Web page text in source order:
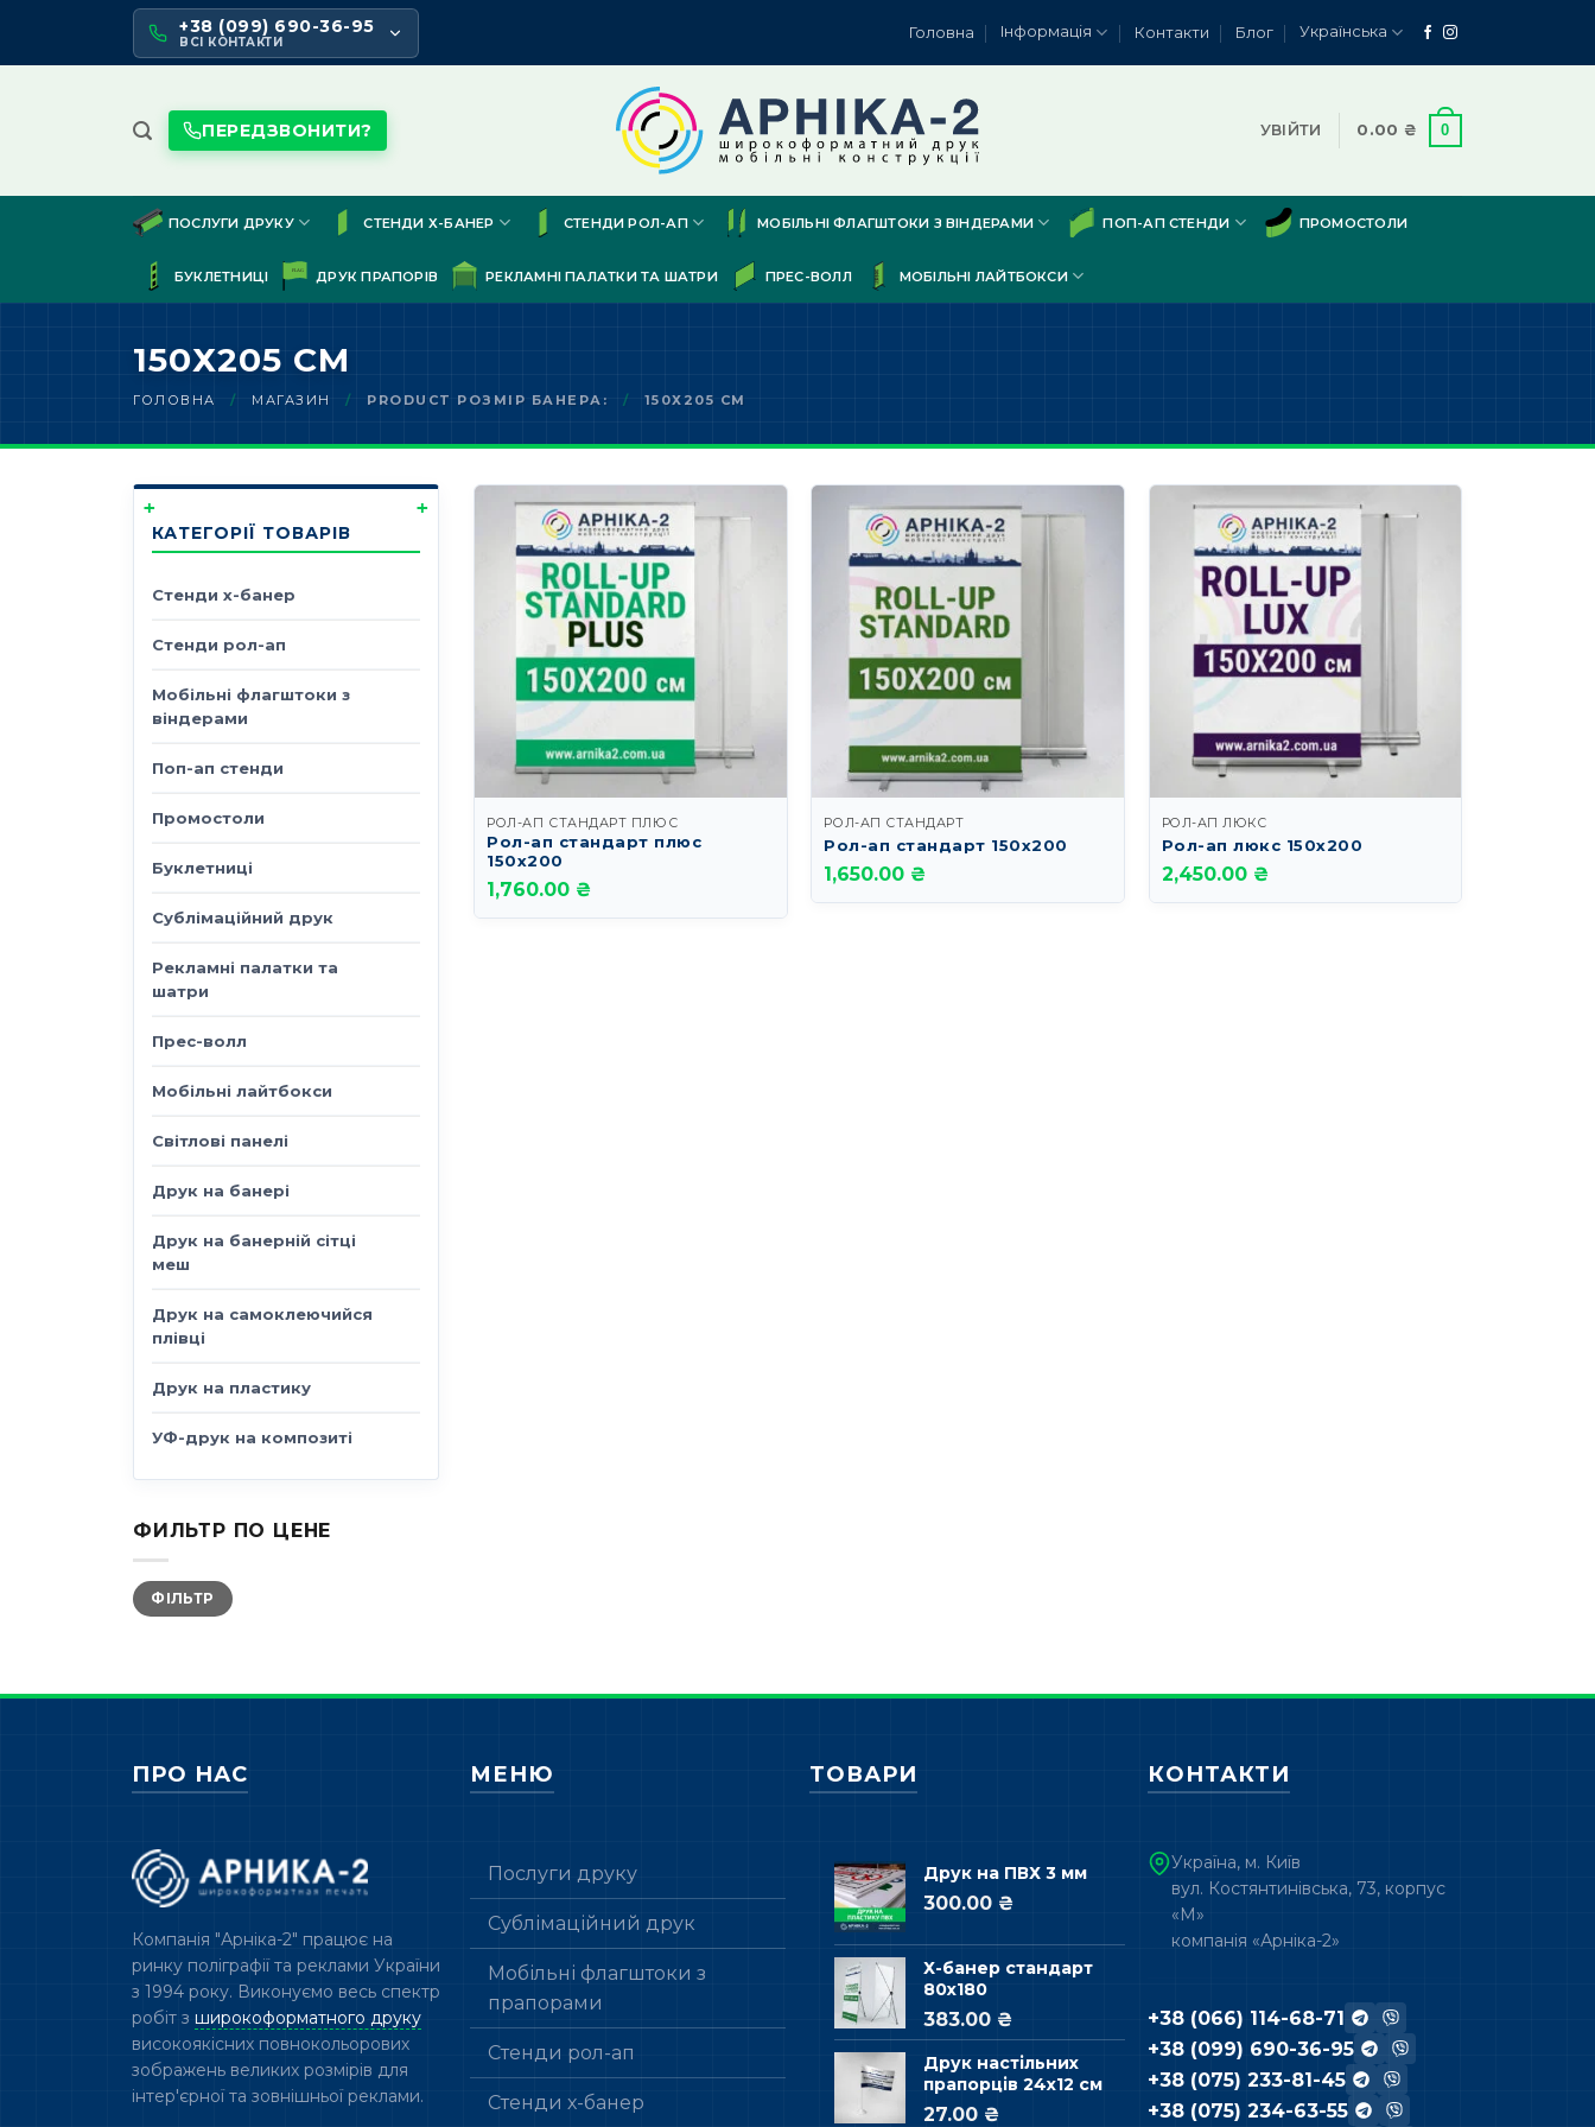
content
+38 (099) 690-36-95
ВСІ КОНТАКТИ
Головна Інформація Контакти Блог Українська
ПЕРЕДЗВОНИТИ? УВІЙТИ 0.00 ₴ 0
ПОСЛУГИ ДРУКУ СТЕНДИ Х-БАНЕР СТЕНДИ РОЛ-АП МОБІЛЬНІ ФЛАГШТОКИ З ВІНДЕРАМИ ПОП-АП СТЕНДИ ПРОМОСТОЛИ
БУКЛЕТНИЦІ ДРУК ПРАПОРІВ РЕКЛАМНІ ПАЛАТКИ ТА ШАТРИ ПРЕС-ВОЛЛ МОБІЛЬНІ ЛАЙТБОКСИ
150Х205 СМ
ГОЛОВНА / МАГАЗИН / PRODUCT РОЗМІР БАНЕРА: / 150Х205 СМ
КАТЕГОРІЇ ТОВАРІВ
Стенди х-банер
Стенди рол-ап
Мобільні флагштоки з
віндерами
Поп-ап стенди
Промостоли
Буклетниці
Сублімаційний друк
Рекламні палатки та
шатри
Прес-волл
Мобільні лайтбокси
Світлові панелі
Друк на банері
Друк на банерній сітці
меш
Друк на самоклеючийся
плівці
Друк на пластику
УФ-друк на композиті
ФИЛЬТР ПО ЦЕНЕ
Мінімальна
ціна
Найбільша
цінаФІЛЬТР
РОЛ-АП СТАНДАРТ ПЛЮС
Рол-ап стандарт плюс
150х200
1,760.00 ₴
РОЛ-АП СТАНДАРТ
Рол-ап стандарт 150х200
1,650.00 ₴
РОЛ-АП ЛЮКС
Рол-ап люкс 150х200
2,450.00 ₴
ПРО НАС
Компанія "Арніка-2" працює на
ринку поліграфії та реклами України
з 1994 року. Виконуємо весь спектр
робіт з широкоформатного друку
високоякісних повнокольорових
зображень великих розмірів для
інтер'єрної та зовнішньої реклами.
МЕНЮ
Послуги друку
Сублімаційний друк
Мобільні флагштоки з
прапорами
Стенди рол-ап
Стенди х-банер
ТОВАРИ
Друк на ПВХ 3 мм
300.00 ₴
Х-банер стандарт
80х180
383.00 ₴
Друк настільних
прапорців 24х12 см
27.00 ₴
КОНТАКТИ
Україна, м. Київ
вул. Костянтинівська, 73, корпус
«М»
компанія «Арніка-2»
+38 (066) 114-68-71
+38 (099) 690-36-95
+38 (075) 233-81-45
+38 (075) 234-63-55